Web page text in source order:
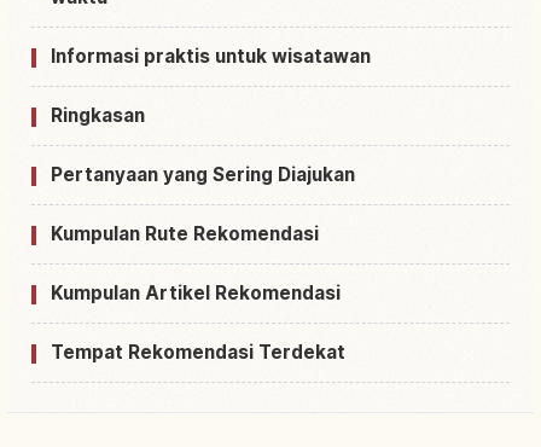
Informasi praktis untuk wisatawan
Ringkasan
Pertanyaan yang Sering Diajukan
Kumpulan Rute Rekomendasi
Kumpulan Artikel Rekomendasi
Tempat Rekomendasi Terdekat